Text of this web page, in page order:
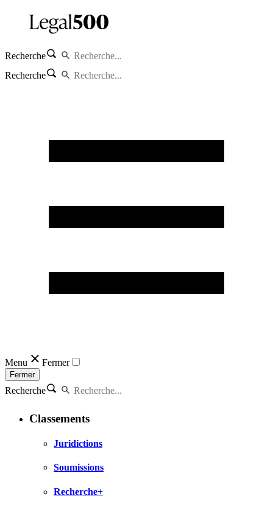
Recherche
Recherche
Menu Fermer
Fermer
Recherche
Classements
Juridictions
Soumissions
Recherche+